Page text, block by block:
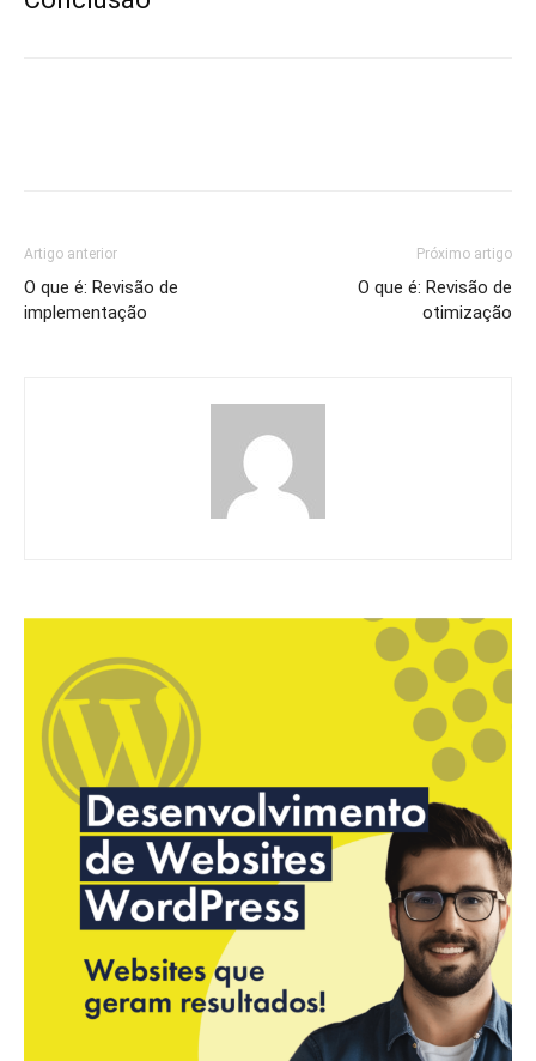
Artigo anterior
O que é: Revisão de
implementação
Próximo artigo
O que é: Revisão de
otimização